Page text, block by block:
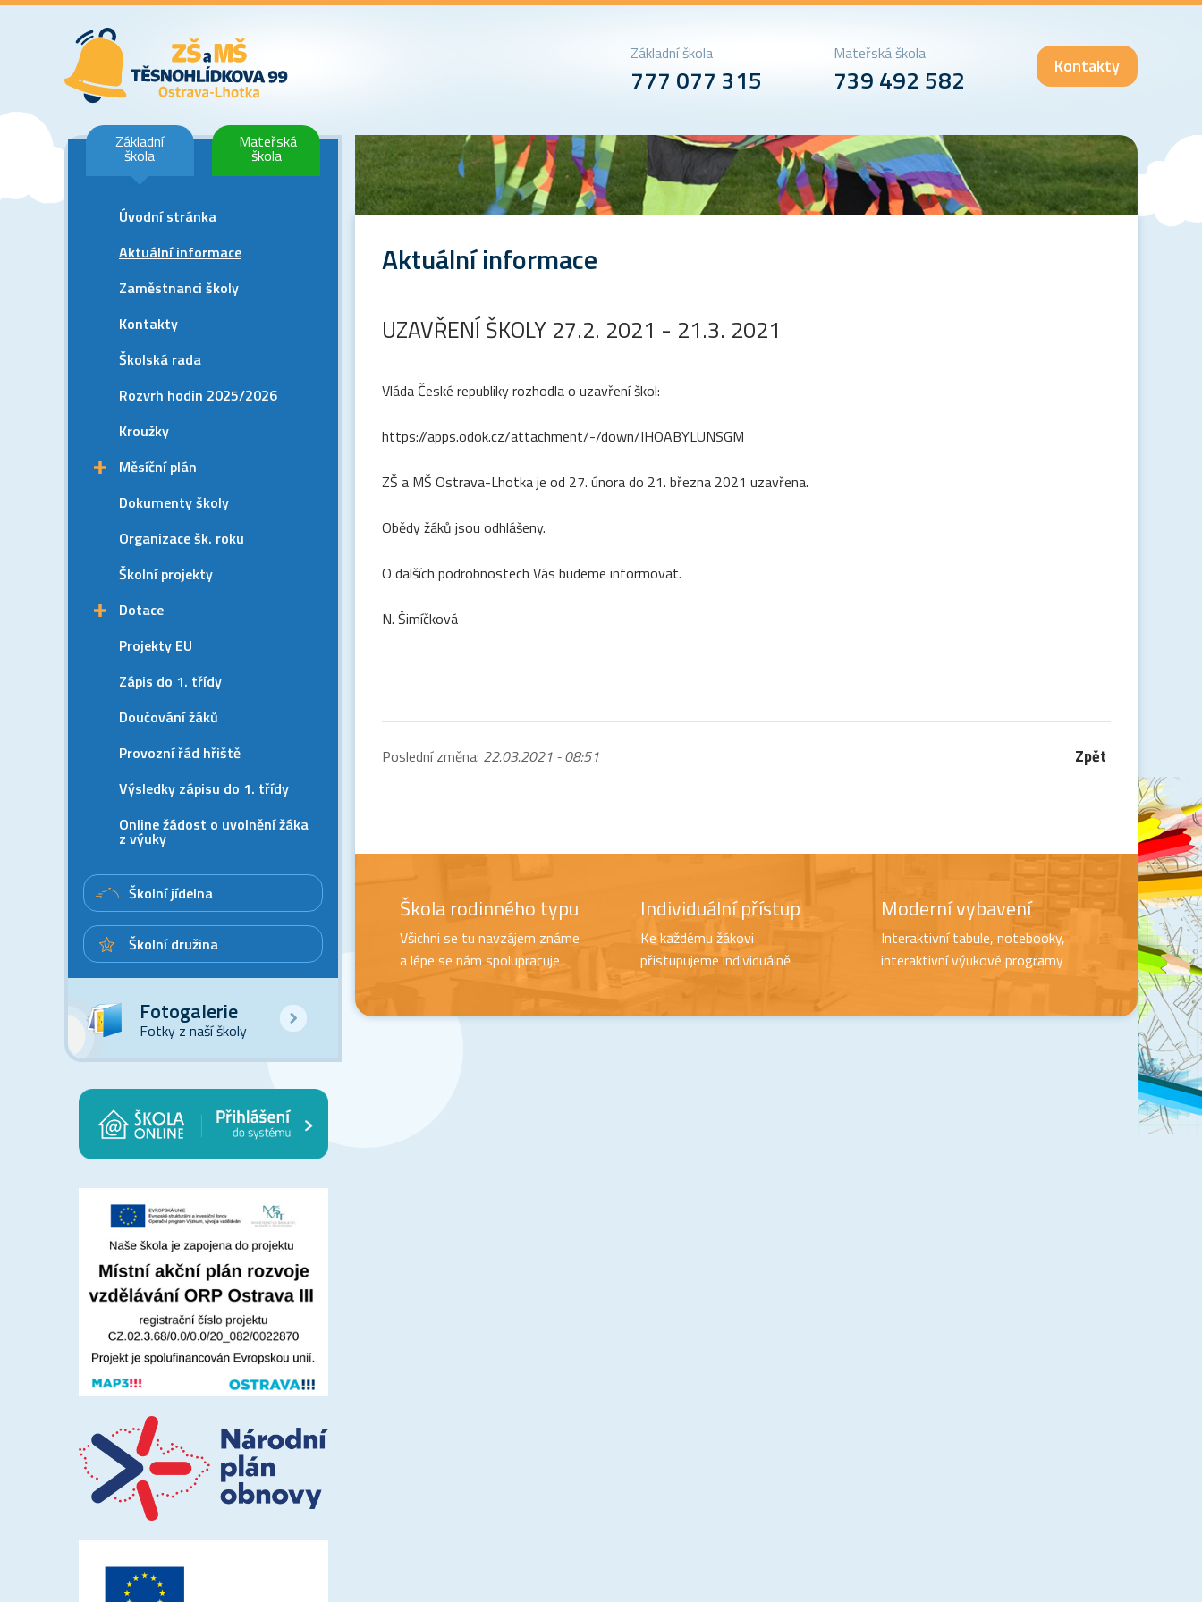
Kontakty
Základní škola
777 077 315
Mateřská škola
739 492 582
Základní
škola
Mateřská
škola
Úvodní stránka
Aktuální informace
Zaměstnanci školy
Kontakty
Školská rada
Rozvrh hodin 2025/2026
Kroužky
Měsíční plán
Dokumenty školy
Organizace šk. roku
Školní projekty
Dotace
Projekty EU
Zápis do 1. třídy
Doučování žáků
Provozní řád hřiště
Výsledky zápisu do 1. třídy
Online žádost o uvolnění žáka
z výuky
Školní jídelna
Školní družina
Fotogalerie
Fotky z naší školy
Aktuální informace
UZAVŘENÍ ŠKOLY 27.2. 2021 - 21.3. 2021
Vláda České republiky rozhodla o uzavření škol:
https://apps.odok.cz/attachment/-/down/IHOABYLUNSGM
ZŠ a MŠ Ostrava-Lhotka je od 27. února do 21. března 2021 uzavřena.
Obědy žáků jsou odhlášeny.
O dalších podrobnostech Vás budeme informovat.
N. Šimíčková
Poslední změna: 22.03.2021 - 08:51 Zpět
Škola rodinného typu
Všichni se tu navzájem známe
a lépe se nám spolupracuje
Individuální přístup
Ke každému žákovi
přistupujeme individuálně
Moderní vybavení
Interaktivní tabule, notebooky,
interaktivní výukové programy